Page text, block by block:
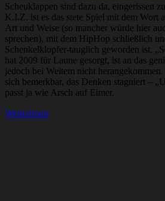
Scheuklappen sind dazu da, eingerissen
K.I.Z. ist es das stete Spiel mit dem Wort
Art und Weise (so mancher würde hier
sprechen), mit dem HipHop schließlich
Schenkelklopfer-tauglich geworden ist.
hat 2009 für Laune gesorgt, ist an das
jedoch bei Weitem nicht
sich bemerkbar, das Denken stagniert –
passt ja wie Arsch auf Eimer.
Weiterlesen